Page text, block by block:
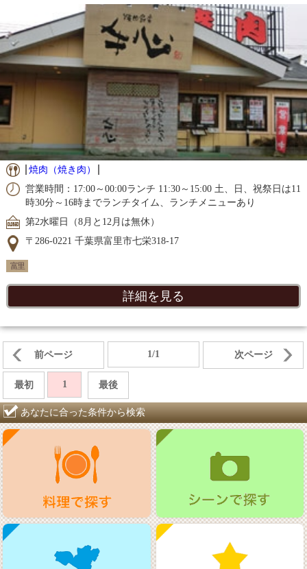
焼肉（焼き肉）
営業時間：17:00～00:00ランチ 11:30～15:00 土、日、祝祭日は11
時30分～16時までランチタイム、ランチメニューあり
第2水曜日（8月と12月は無休）
〒286-0221 千葉県富里市七栄318-17
富里
詳細を見る
前ページ 1/1 次ページ
最初 1 最後
あなたに合った条件から検索